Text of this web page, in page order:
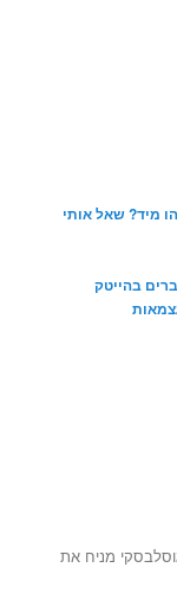
מיד? שאל אותי
בהייטק
מניח את